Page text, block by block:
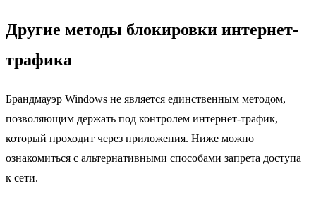
Другие методы блокировки интернет-
трафика
Брандмауэр Windows не является единственным методом,
позволяющим держать под контролем интернет-трафик,
который проходит через приложения. Ниже можно
ознакомиться с альтернативными способами запрета доступа
к сети.